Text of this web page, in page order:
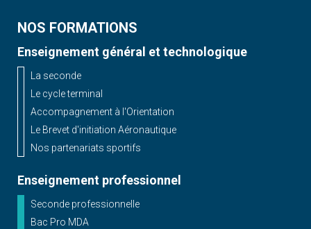
NOS FORMATIONS
Enseignement général et technologique
La seconde
Le cycle terminal
Accompagnement à l'Orientation
Le Brevet d'initiation Aéronautique
Nos partenariats sportifs
Enseignement professionnel
Seconde professionnelle
Bac Pro MDA